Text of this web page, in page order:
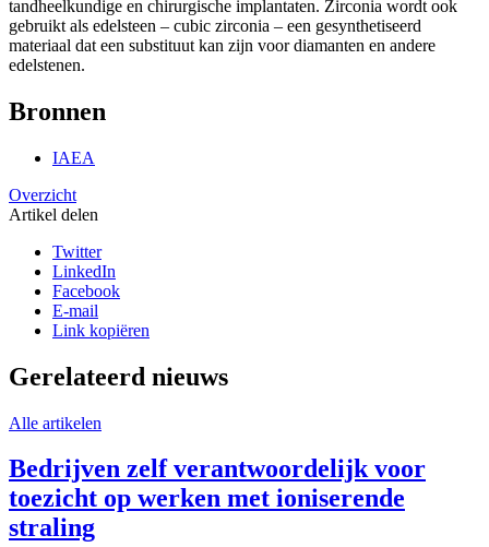
tandheelkundige en chirurgische implantaten. Zirconia wordt ook
gebruikt als edelsteen – cubic zirconia – een gesynthetiseerd
materiaal dat een substituut kan zijn voor diamanten en andere
edelstenen.
Bronnen
IAEA
Overzicht
Artikel delen
Twitter
LinkedIn
Facebook
E-mail
Link kopiëren
Gerelateerd nieuws
Alle artikelen
Bedrijven zelf verantwoordelijk voor
toezicht op werken met ioniserende
straling